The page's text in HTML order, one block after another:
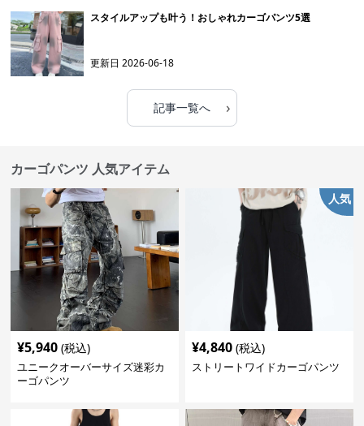
スタイルアップも叶う！おしゃれカーゴパンツ5選
更新日2026-06-18
記事一覧へ ›
カーゴパンツ 人気アイテム
¥5,940 (税込)
ユニークオーバーサイズ迷彩カ
ーゴパンツ
人気
¥4,840 (税込)
ストリートワイドカーゴパンツ